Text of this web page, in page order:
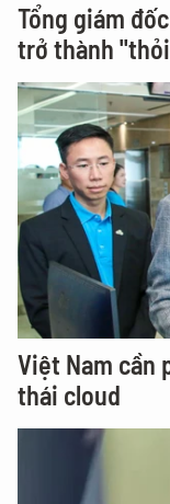
Tổng giám
trở thành
Việt Nam cần
thái cloud